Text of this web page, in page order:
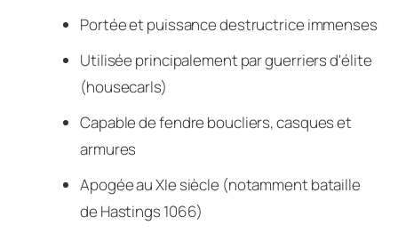
Portée et puissance destructrice immenses
Utilisée principalement par guerriers d'élite
(housecarls)
Capable de fendre boucliers, casques et
armures
Apogée au XIe siècle (notamment bataille
de Hastings 1066)